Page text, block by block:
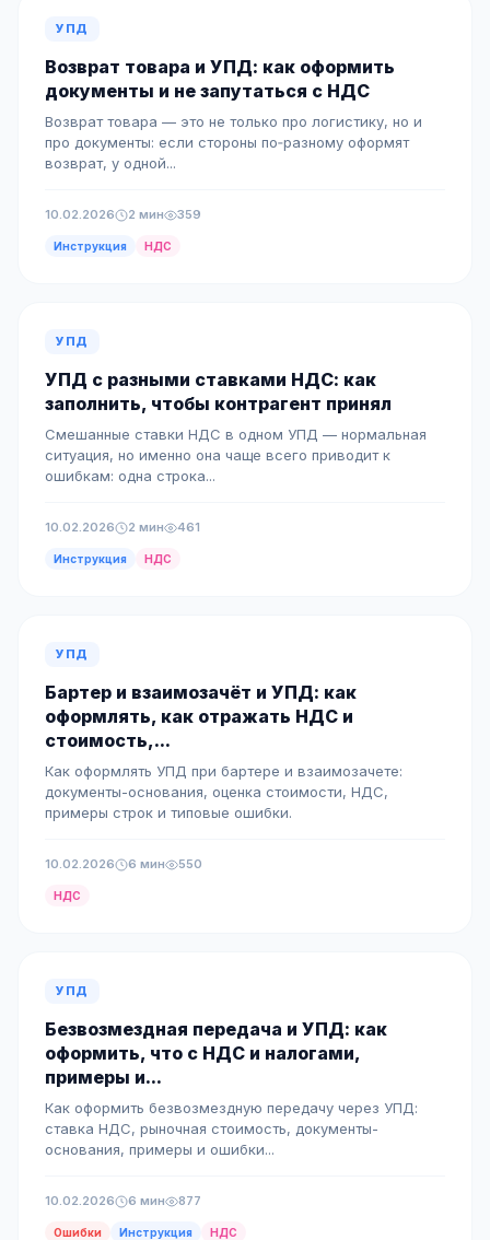
УПД
Возврат товара и УПД: как оформить
документы и не запутаться с НДС
Возврат товара — это не только про логистику, но и
про документы: если стороны по‑разному оформят
возврат, у одной...
10.02.2026 2 мин 359
Инструкция НДС
УПД
УПД с разными ставками НДС: как
заполнить, чтобы контрагент принял
Смешанные ставки НДС в одном УПД — нормальная
ситуация, но именно она чаще всего приводит к
ошибкам: одна строка...
10.02.2026 2 мин 461
Инструкция НДС
УПД
Бартер и взаимозачёт и УПД: как
оформлять, как отражать НДС и
стоимость,...
Как оформлять УПД при бартере и взаимозачете:
документы-основания, оценка стоимости, НДС,
примеры строк и типовые ошибки.
10.02.2026 6 мин 550
НДС
УПД
Безвозмездная передача и УПД: как
оформить, что с НДС и налогами,
примеры и...
Как оформить безвозмездную передачу через УПД:
ставка НДС, рыночная стоимость, документы-
основания, примеры и ошибки...
10.02.2026 6 мин 877
Ошибки Инструкция НДС